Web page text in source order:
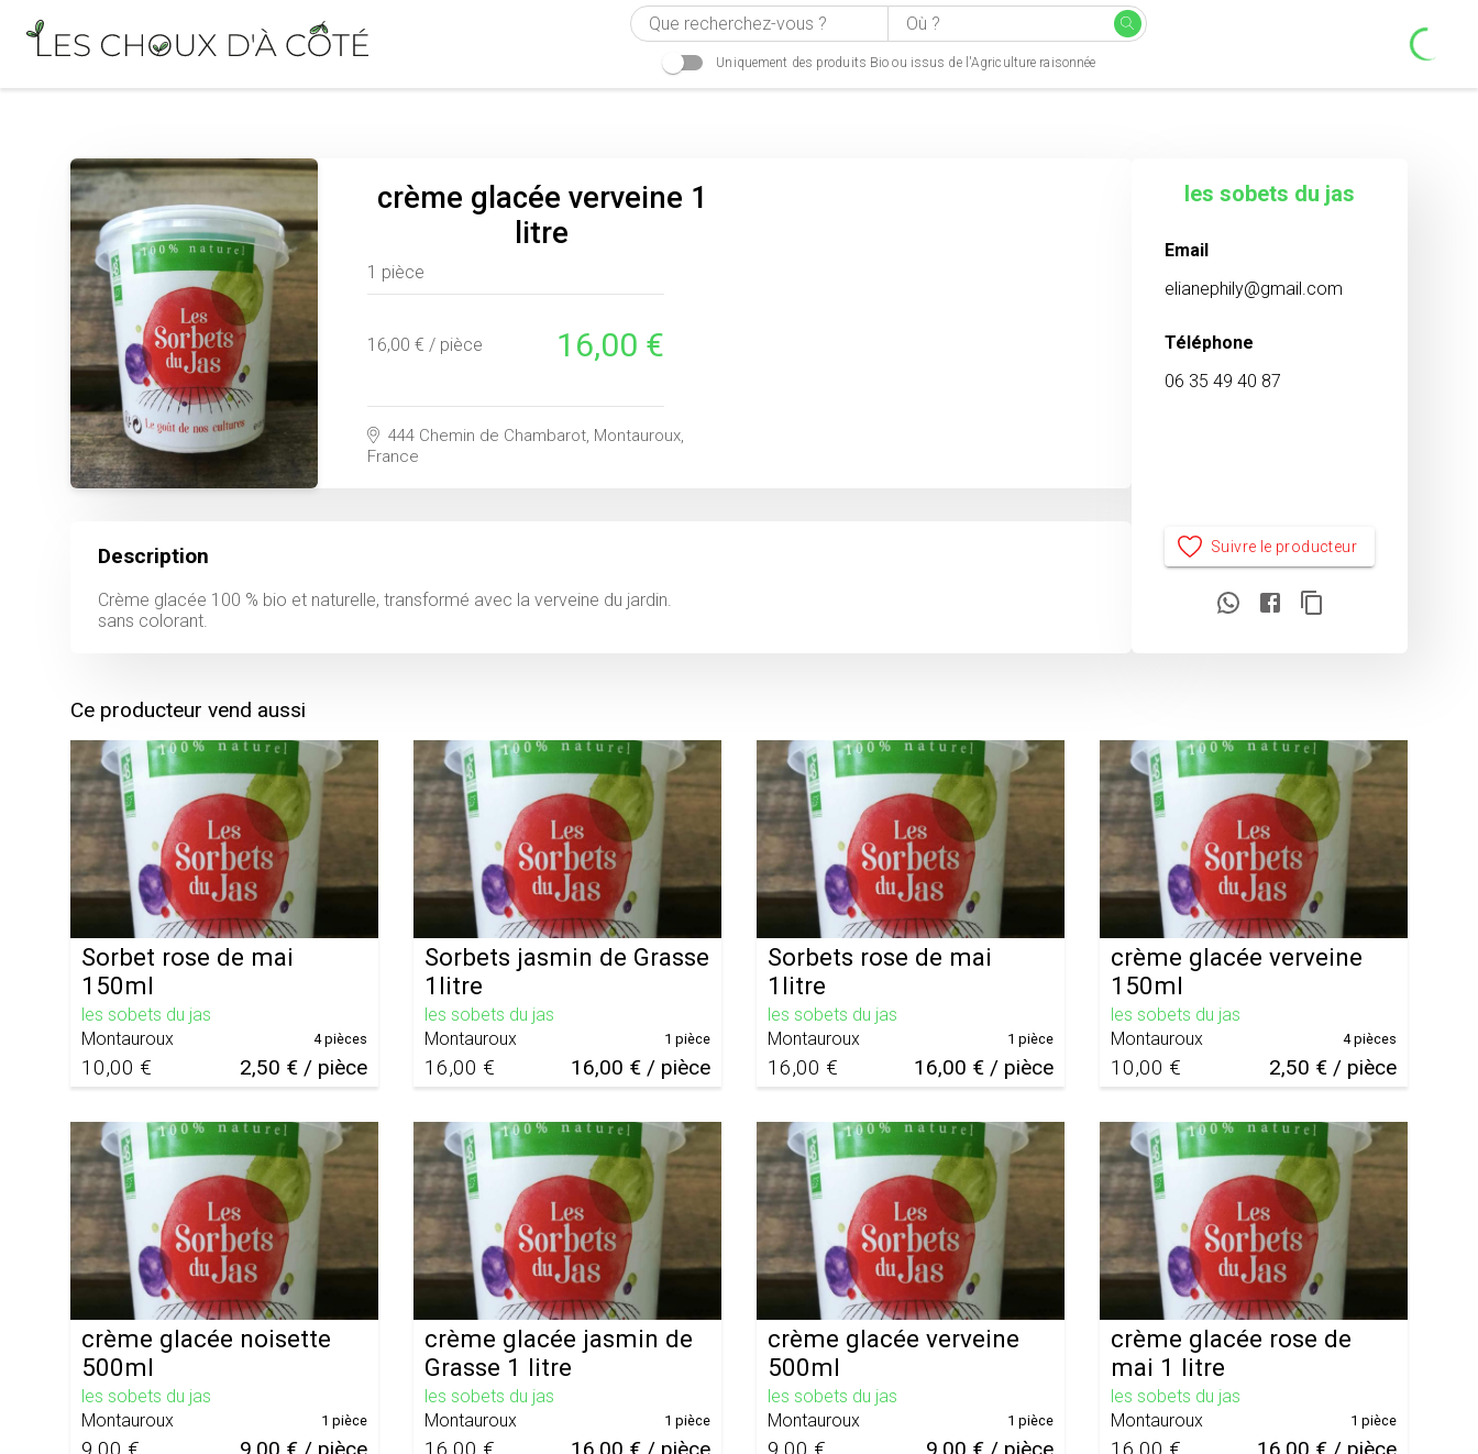
Uniquement des produits Bio ou issus de l'Agriculture raisonnée
crème glacée verveine 1
litre
1 pièce
16,00 € / pièce 16,00 €
444 Chemin de Chambarot, Montauroux,
France
Description
Crème glacée 100 % bio et naturelle, transformé avec la verveine du jardin.
sans colorant.
les sobets du jas
Email
elianephily@gmail.com
Téléphone
06 35 49 40 87
Suivre le producteur
Ce producteur vend aussi
Sorbet rose de mai
150ml
les sobets du jas
Montauroux
10,00 € 2,50 € / pièce
4 pièces
Sorbets jasmin de Grasse
1litre
les sobets du jas
Montauroux
16,00 € 16,00 € / pièce
1 pièce
Sorbets rose de mai
1litre
les sobets du jas
Montauroux
16,00 € 16,00 € / pièce
1 pièce
crème glacée verveine
150ml
les sobets du jas
Montauroux
10,00 € 2,50 € / pièce
4 pièces
crème glacée noisette
500ml
les sobets du jas
Montauroux
1 pièce
crème glacée jasmin de
Grasse 1 litre
les sobets du jas
Montauroux
1 pièce
crème glacée verveine
500ml
les sobets du jas
Montauroux
1 pièce
crème glacée rose de
mai 1 litre
les sobets du jas
Montauroux
1 pièce